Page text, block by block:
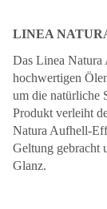
LINEA
Das Linea
hochwertigen
um die natürliche
Produkt verleiht
Natura Aufhell-
Geltung gebracht
Glanz.